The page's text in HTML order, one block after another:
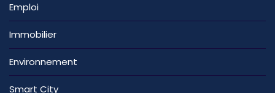
Emploi
Immobilier
Environnement
Smart City